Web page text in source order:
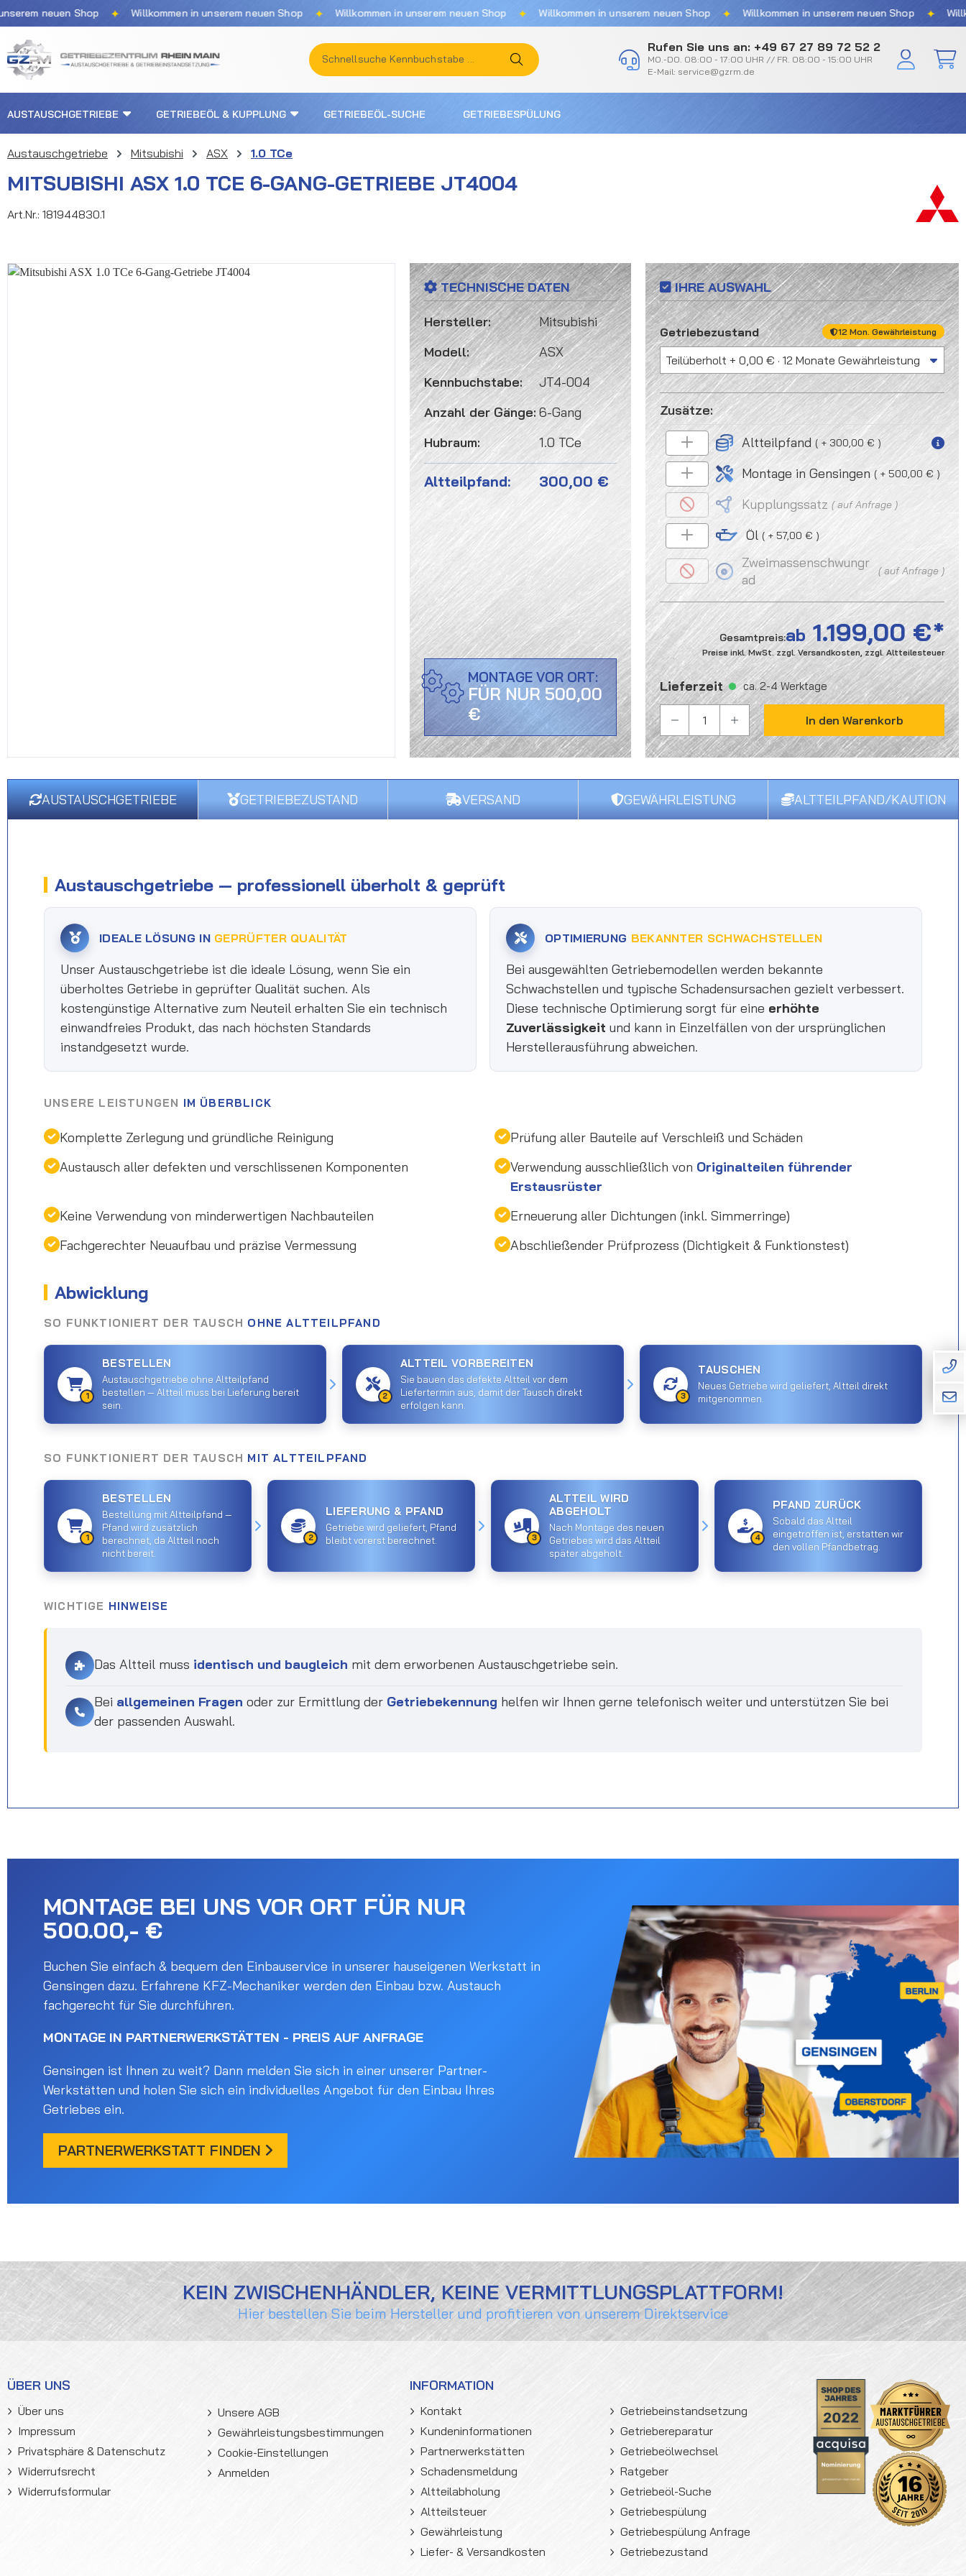
Hauptinhalt springen
Zur Suche springen
Zur Hauptnavigation springen
Shop ✦ Willkommen in unserem neuen Shop ✦ Willkommen in unserem neuen Shop ✦ Willkommen in unserem neuen Shop ✦ Willkommen in unserem neuen Shop ✦ Willkommen
Rufen Sie uns an: +49 67 27 89 72 52 2
MO.-DO. 08:00 - 17:00 UHR // FR. 08:00 - 15:00 UHR
E-Mail: service@gzrm.de
AUSTAUSCHGETRIEBE GETRIEBEÖL & KUPPLUNG GETRIEBEÖL-SUCHE GETRIEBESPÜLUNG
Austauschgetriebe Mitsubishi ASX 1.0 TCe
MITSUBISHI ASX 1.0 TCE 6-GANG-GETRIEBE JT4004
Art.Nr.: 181944830.1
Bildergalerie überspringen
TECHNISCHE DATEN
Hersteller:
Mitsubishi
Modell:
ASX
Kennbuchstabe:
JT4-004
Anzahl der Gänge: 6-Gang
Hubraum:
1.0 TCe
Altteilpfand: 300,00 €
MONTAGE VOR ORT:
FÜR NUR 500,00
€
IHRE AUSWAHL
Gesamtpreis:ab 1.199,00 €
Preise inkl. MwSt. zzgl. Versandkosten, zzgl. Altteilesteuer
Lieferzeit ca. 2-4 Werktage
Getriebezustandauswählen 12 Mon. Gewährleistung
Altteilpfand + 300,00 €
Montage in Gensingen + 500,00 €
Kupplungssatz auf Anfrage
Öl + 57,00 €
Zweimassenschwungr
ad
auf Anfrage
PRODUKT ANZAHL: GIB DEN GEWÜNSCHTEN
In den Warenkorb
AUSTAUSCHGETRIEBE GETRIEBEZUSTAND VERSAND GEWÄHRLEISTUNG ALTTEILPFAND/KAUTION
Austauschgetriebe — professionell überholt & geprüft
IDEALE LÖSUNG IN GEPRÜFTER QUALITÄT
Unser Austauschgetriebe ist die ideale Lösung, wenn Sie ein
überholtes Getriebe in geprüfter Qualität suchen. Als
kostengünstige Alternative zum Neuteil erhalten Sie ein technisch
einwandfreies Produkt, das nach höchsten Standards
instandgesetzt wurde.
OPTIMIERUNG BEKANNTER SCHWACHSTELLEN
Bei ausgewählten Getriebemodellen werden bekannte
Schwachstellen und typische Schadensursachen gezielt verbessert.
Diese technische Optimierung sorgt für eine erhöhte
Zuverlässigkeit und kann in Einzelfällen von der ursprünglichen
Herstellerausführung abweichen.
UNSERE LEISTUNGEN IM ÜBERBLICK
Komplette Zerlegung und gründliche Reinigung
Prüfung aller Bauteile auf Verschleiß und Schäden
Austausch aller defekten und verschlissenen Komponenten
Verwendung ausschließlich von Originalteilen führender
Erstausrüster
Keine Verwendung von minderwertigen Nachbauteilen
Erneuerung aller Dichtungen (inkl. Simmerringe)
Fachgerechter Neuaufbau und präzise Vermessung
Abschließender Prüfprozess (Dichtigkeit & Funktionstest)
Abwicklung
SO FUNKTIONIERT DER TAUSCH OHNE ALTTEILPFAND
1
BESTELLEN
Austauschgetriebe ohne Altteilpfand
bestellen — Altteil muss bei Lieferung bereit
sein.
2
ALTTEIL VORBEREITEN
Sie bauen das defekte Altteil vor dem
Liefertermin aus, damit der Tausch direkt
erfolgen kann.
3
TAUSCHEN
Neues Getriebe wird geliefert, Altteil direkt
mitgenommen.
SO FUNKTIONIERT DER TAUSCH MIT ALTTEILPFAND
1
BESTELLEN
Bestellung mit Altteilpfand —
Pfand wird zusätzlich
berechnet, da Altteil noch
nicht bereit.
2
LIEFERUNG & PFAND
Getriebe wird geliefert, Pfand
bleibt vorerst berechnet.
3
ALTTEIL WIRD
ABGEHOLT
Nach Montage des neuen
Getriebes wird das Altteil
später abgeholt.
4
PFAND ZURÜCK
Sobald das Altteil
eingetroffen ist, erstatten wir
den vollen Pfandbetrag.
WICHTIGE HINWEISE
Das Altteil muss identisch und baugleich mit dem erworbenen Austauschgetriebe sein.
Bei allgemeinen Fragen oder zur Ermittlung der Getriebekennung helfen wir Ihnen gerne telefonisch weiter und unterstützen Sie bei
der passenden Auswahl.
MONTAGE BEI UNS VOR ORT FÜR NUR
500.00,- €
Buchen Sie einfach & bequem den Einbauservice in unserer hauseigenen Werkstatt in
Gensingen dazu. Erfahrene KFZ-Mechaniker werden den Einbau bzw. Austauch
fachgerecht für Sie durchführen.
MONTAGE IN PARTNERWERKSTÄTTEN - PREIS AUF ANFRAGE
Gensingen ist Ihnen zu weit? Dann melden Sie sich in einer unserer Partner-
Werkstätten und holen Sie sich ein individuelles Angebot für den Einbau Ihres
Getriebes ein.
PARTNERWERKSTATT FINDEN
KEIN ZWISCHENHÄNDLER, KEINE VERMITTLUNGSPLATTFORM!
Hier bestellen Sie beim Hersteller und profitieren von unserem Direktservice
ÜBER UNS
Über uns
Impressum
Privatsphäre & Datenschutz
Widerrufsrecht
Widerrufsformular
Unsere AGB
Gewährleistungsbestimmungen
Cookie-Einstellungen
Anmelden
INFORMATION
Kontakt
Kundeninformationen
Partnerwerkstätten
Schadensmeldung
Altteilabholung
Altteilsteuer
Gewährleistung
Liefer- & Versandkosten
Getriebeinstandsetzung
Getriebereparatur
Getriebeölwechsel
Ratgeber
Getriebeöl-Suche
Getriebespülung
Getriebespülung Anfrage
Getriebezustand